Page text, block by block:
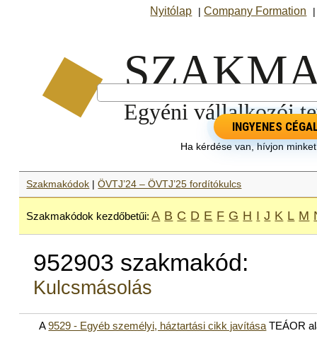
Nyitólap |Company Formation
INGYENES
Ha kérdése van, hívjon
Szakmakódok |ÖVTJ’24 – ÖVTJ’25 fordítókulcs
Szakmakódok kezdőbetűi: A B C D E F G H I J K L M
952903 szakmakód:
Kulcsmásolás
A9529 - Egyéb személyi, háztartási cikk javítása TEÁOR